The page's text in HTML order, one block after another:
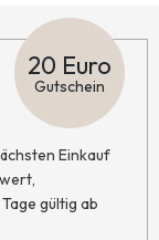
20 Euro
Gutschein
Einkauf
gültig ab